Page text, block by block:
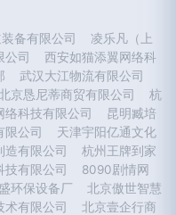
备有限公司
凌乐凡（上
公司
西安如猫添翼网络科
武汉大江物流有限公司
北京恳尼蒂商贸有限公司
杭
络科技有限公司
昆明臧培
限公司
天津宇阳亿通文化
造有限公司
杭州王牌到家
技有限公司
8090剧情网
环保设备厂
北京傲世智慧
术有限公司
北京壹企行商